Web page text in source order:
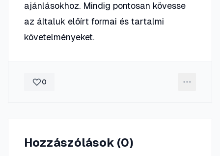
ajánlásokhoz. Mindig pontosan kövesse
az általuk előírt formai és tartalmi
követelményeket.
0
Hozzászólások (0)